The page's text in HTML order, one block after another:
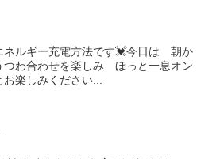
ネルギー充電方法です💓今日は 朝か
わ合わせを楽しみ ほっと一息オン
楽しみください...